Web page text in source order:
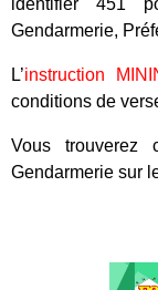
identifier 451
Gendarmerie,
L’instruction
conditions de
Vous trouverez
Gendarmerie sur